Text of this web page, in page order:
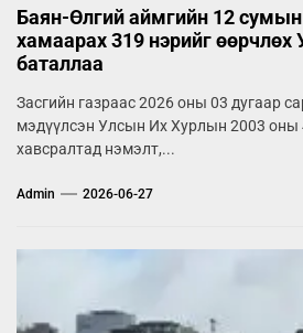
Баян-Өлгий аймгийн 12 сумын
хамаарах 319 нэрийг
баталлаа
Засгийн газраас 2026 оны 03 дугаар
мэдүүлсэн Улсын Их Хурлын 2003 оны
хавсралтад нэмэлт,...
Admin 2026-06-27